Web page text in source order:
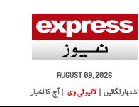
AUGUST 09, 2026
اشتہار لگائیں |
لائیو ٹی وی | آج کا اخبار